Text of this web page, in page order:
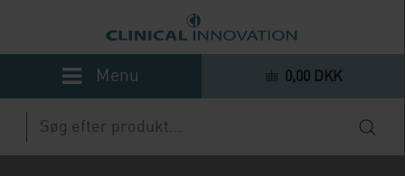
0,00 DKK